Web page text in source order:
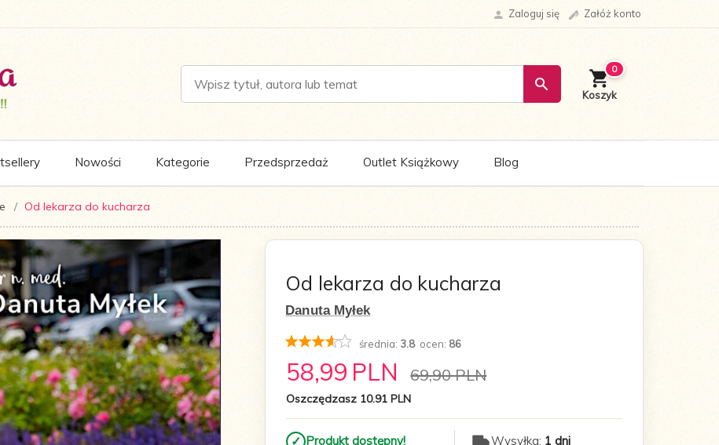
Zaloguj się Załóż konto
0
Nowości Kategorie Przedsprzedaż Outlet Książkowy Blog
Od lekarza do kucharza
Od lekarza do kucharza
Danuta Myłek
średnia: 3.8ocen: 86
58,99 PLN 69,90 PLN
Oszczędzasz 10.91 PLN
✓ Produkt dostępny! Wysyłka: 1 dni